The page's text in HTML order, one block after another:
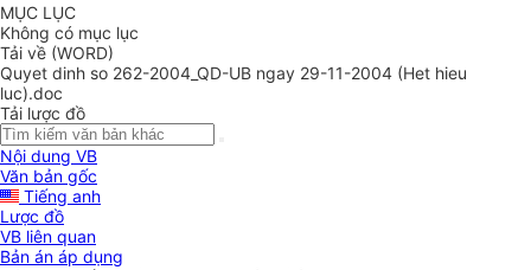
MỤC LỤC
Không có mục lục
Tải về (WORD)
Quyet dinh so 262-2004_QD-UB ngay 29-11-2004 (Het hieu
luc).doc
Tải lược đồ
Nội dung VB
Văn bản gốc
Tiếng anh
Lược đồ
VB liên quan
Bản án áp dụng